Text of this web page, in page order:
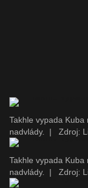
Takhle vypada
nadvlády.
| Zdroj:
Takhle vypada
nadvlády.
| Zdroj: